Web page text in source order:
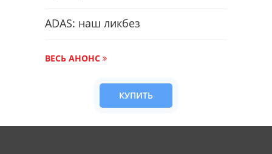
ADAS: наш ликбез
ВЕСЬ АНОНС
КУПИТЬ